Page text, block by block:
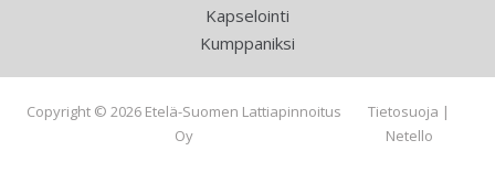
Kapselointi
Kumppaniksi
Copyright © 2026 Etelä-Suomen Lattiapinnoitus
Oy
Tietosuoja |
Netello